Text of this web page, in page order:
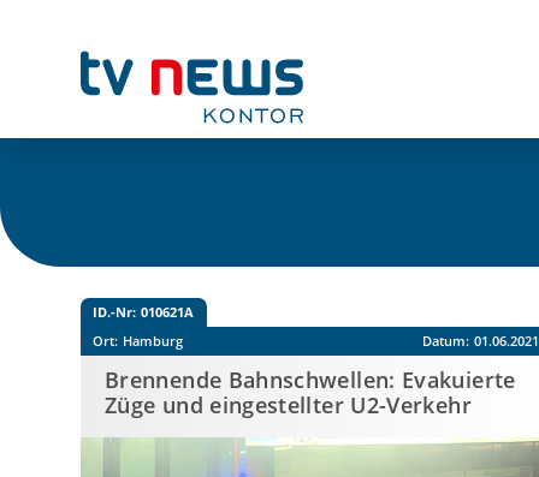
ID.-Nr: 010621A
Ort: Hamburg Datum: 01.06.2021
Brennende Bahnschwellen: Evakuierte
Züge und eingestellter U2-Verkehr